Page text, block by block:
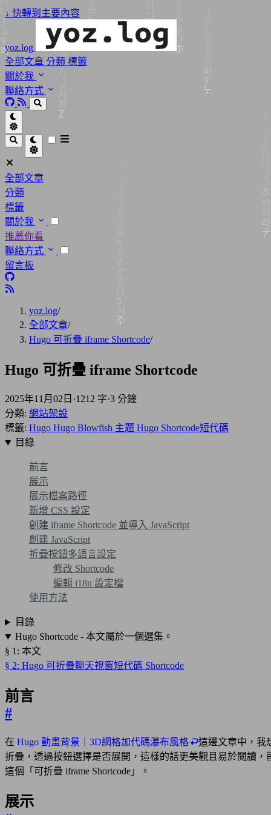
↓ 快轉到主要內容
yoz.log
全部文章 分類 標籤
關於我
聯絡方式
全部文章
分類
標籤
關於我
推薦你看
聯絡方式
留言板
yoz.log/
全部文章/
Hugo 可折疊 iframe Shortcode/
Hugo 可折疊 iframe Shortcode
2025年11月02日 ·1212 字·3 分鐘
分類: 網站架設
標籤: Hugo Hugo Blowfish 主題 Hugo Shortcode短代碼
目錄
前言
展示
展示檔案路徑
新增 CSS 設定
創建 iframe Shortcode 並導入 JavaScript
創建 JavaScript
折疊按鈕多語言設定
修改 Shortcode
編輯 i18n 設定檔
使用方法
目錄
Hugo Shortcode - 本文屬於一個選集。
§ 1: 本文
§ 2: Hugo 可折疊聊天視窗短代碼 Shortcode
前言
#
在 Hugo 動畫背景｜3D網格加代碼瀑布風格
這邊文章中，我
折疊，透過按鈕選擇是否展開，這樣的話更美觀且易於閱讀，
這個「可折疊 iframe Shortcode」。
展示